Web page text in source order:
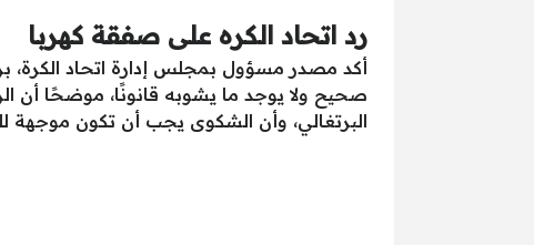
رد اتحاد الكره على صفقة كهربا
أكد مصدر مسؤول بمجلس إدارة اتحاد الكرة،
صحيح ولا يوجد ما يشوبه قانونًا، موضحًا أن
البرتغالي، وأن الشكوى يجب أن تكون موجهة